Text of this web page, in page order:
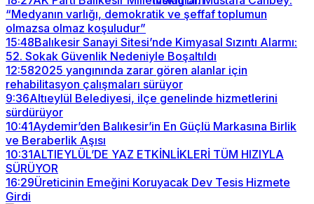
“Medyanın varlığı, demokratik ve şeffaf toplumun
olmazsa olmaz koşuludur”
15:48Balıkesir Sanayi Sitesi’nde Kimyasal Sızıntı Alarmı:
52. Sokak Güvenlik Nedeniyle Boşaltıldı
12:582025 yangınında zarar gören alanlar için
rehabilitasyon çalışmaları sürüyor
9:36Altıeylül Belediyesi, ilçe genelinde hizmetlerini
sürdürüyor
10:41Aydemir’den Balıkesir’in En Güçlü Markasına Birlik
ve Beraberlik Aşısı
10:31ALTIEYLÜL’DE YAZ ETKİNLİKLERİ TÜM HIZIYLA
SÜRÜYOR
16:29Üreticinin Emeğini Koruyacak Dev Tesis Hizmete
Girdi